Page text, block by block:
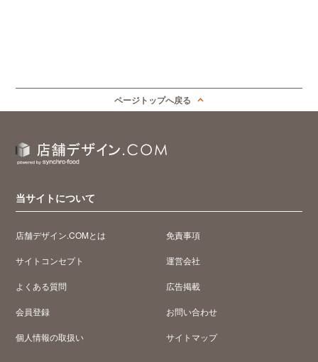
ページトップへ戻る
当サイトについて
店舗デザイン.COMとは
サイトコンセプト
よくある質問
会員登録
個人情報の取扱い
免責事項
運営会社
広告掲載
お問い合わせ
サイトマップ